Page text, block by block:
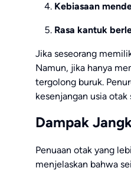
Kebiasaan
Rasa kantuk
Jika seseorang
Namun, jika hanya
tergolong buruk.
kesenjangan usia
Dampak
Penuaan otak yang
menjelaskan bahwa